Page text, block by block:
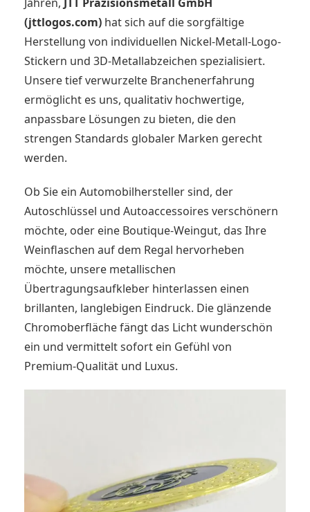
(jttlogos.com) hat sich auf die sorgfältige
Herstellung von individuellen Nickel-Metall-Logo-
Stickern und 3D-Metallabzeichen spezialisiert.
Unsere tief verwurzelte Branchenerfahrung
ermöglicht es uns, qualitativ hochwertige,
anpassbare Lösungen zu bieten, die den
strengen Standards globaler Marken gerecht
werden.
Ob Sie ein Automobilhersteller sind, der
Autoschlüssel und Autoaccessoires verschönern
möchte, oder eine Boutique-Weingut, das Ihre
Weinflaschen auf dem Regal hervorheben
möchte, unsere metallischen
Übertragungsaufkleber hinterlassen einen
brillanten, langlebigen Eindruck. Die glänzende
Chromoberfläche fängt das Licht wunderschön
ein und vermittelt sofort ein Gefühl von
Premium-Qualität und Luxus.